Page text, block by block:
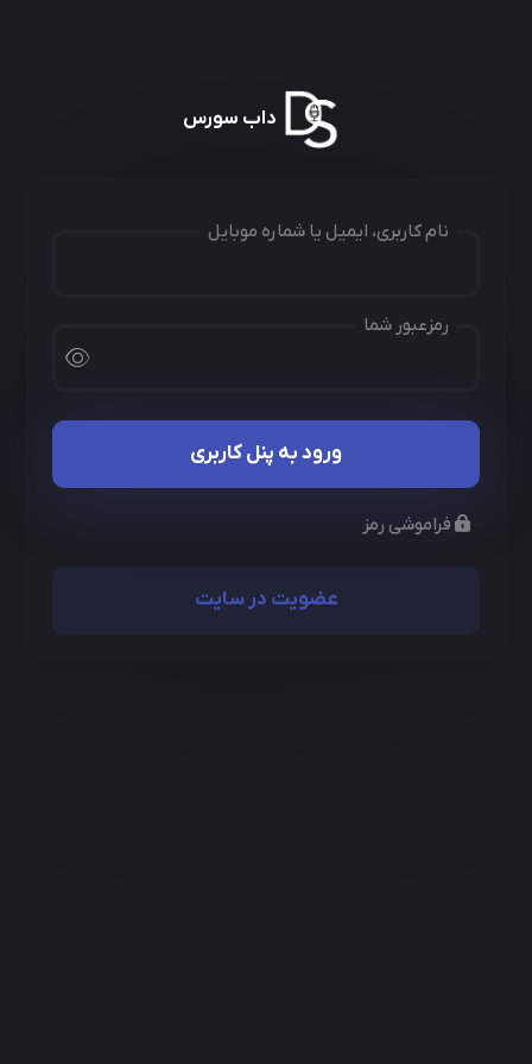
داب سورس
نام کاربری، ایمیل یا شماره موبایل
رمزعبور شما
ورود به پنل کاربری
فراموشی رمز
عضویت در سایت